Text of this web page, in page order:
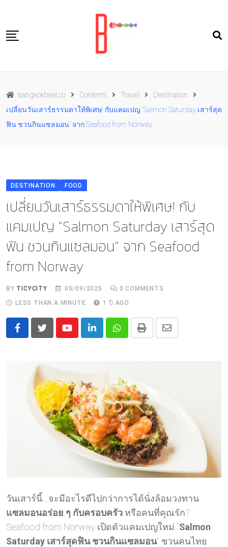
content
Food
Culture
bangkokbeat.co Contents Travel
Destination
เปลี่ยนวันเสาร์ธรรมดาให้พิเศษ! กับแคมเปญ “Salmon Saturday เสาร์สุด
ฟิน ชวนกินแซลมอน” จาก Seafood from Norway
DESTINATION FOOD
เปลี่ยนวันเสาร์ธรรมดาให้พิเศษ! กับ
แคมเปญ “Salmon Saturday เสาร์สุด
ฟิน ชวนกินแซลมอน” จาก Seafood
from Norway
BY TICYCITY 05/09/2025 0 COMMENTS
LESS THAN A MINUTE
1 ปี AGO
YoutubeLinkedInWhatsapp
Print
Share
วันเสาร์นี้…จะมีอะไรดีไปกว่าการได้นั่งล้อมวงทาน
แซลมอนอร่อย ๆ กับครอบครัว หรือคนที่คุณรัก?
Seafood from Norway เปิดตัวแคมเปญใหม่ “Salmon
Saturday เสาร์สุดฟิน ชวนกินแซลมอน” ชวนคนไทย